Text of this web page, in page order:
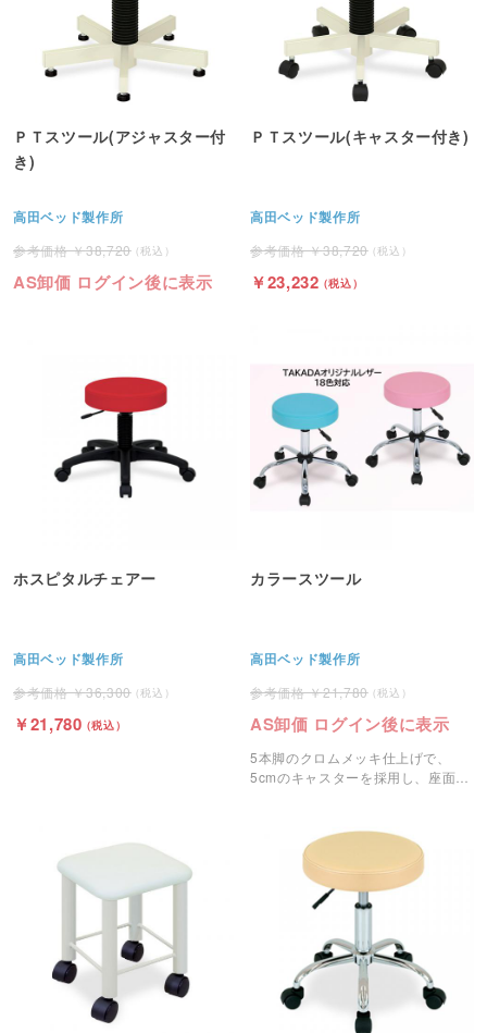
ＰＴスツール(アジャスター付
き)
高田ベッド製作所
38,720
AS卸価 ログイン後に表示
ＰＴスツール(キャスター付き)
高田ベッド製作所
38,720
23,232
ホスピタルチェアー
高田ベッド製作所
36,300
21,780
カラースツール
高田ベッド製作所
21,780
AS卸価 ログイン後に表示
5本脚のクロムメッキ仕上げで、
5cmのキャスターを採用し、座面は
るスツールです。